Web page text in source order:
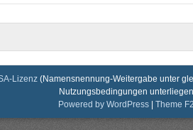
Lizenz(Namensnennung-Weitergabe unter
Nutzungsbedingungen
Powered by WordPress | Theme